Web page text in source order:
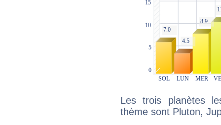
Les trois planètes
thème sont Pluton,